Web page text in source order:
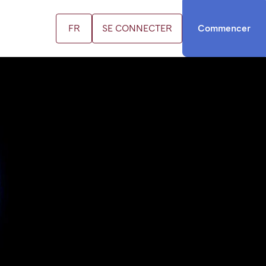
contacter
FR
FR SE CONNECTER Commencer